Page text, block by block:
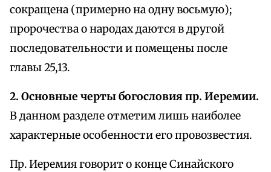
сокращена (примерно на одну восьмую);
пророчества о народах даются в другой
последовательности и помещены после
главы 25,13.
2. Основные черты богословия пр. Иеремии.
В данном разделе отметим лишь наиболее
характерные особенности его провозвестия.
Пр. Иеремия говорит о конце Синайского